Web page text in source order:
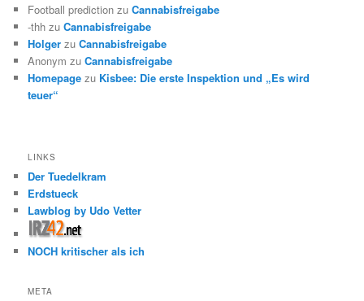
Football prediction zuCannabisfreigabe
-thh zuCannabisfreigabe
Holger zuCannabisfreigabe
Anonym zuCannabisfreigabe
Homepage zu Kisbee: Die erste Inspektion und „Es wird
teuer“
LINKS
Der Tuedelkram
Erdstueck
Lawblog by Udo Vetter
NOCH kritischer als ich
META